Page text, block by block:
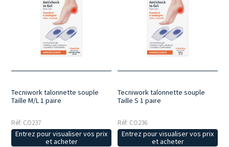
Tecniwork talonnette souple
Taille M/L 1 paire
Réf: CO237
Entrez pour visualiser vos prix
et acheter
Tecniwork talonnette souple
Taille S 1 paire
Réf: CO236
Entrez pour visualiser vos prix
et acheter